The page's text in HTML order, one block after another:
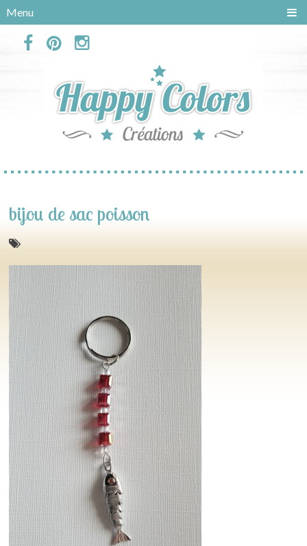
Menu
bijou de sac poisson
Panneau de gestion des cookies